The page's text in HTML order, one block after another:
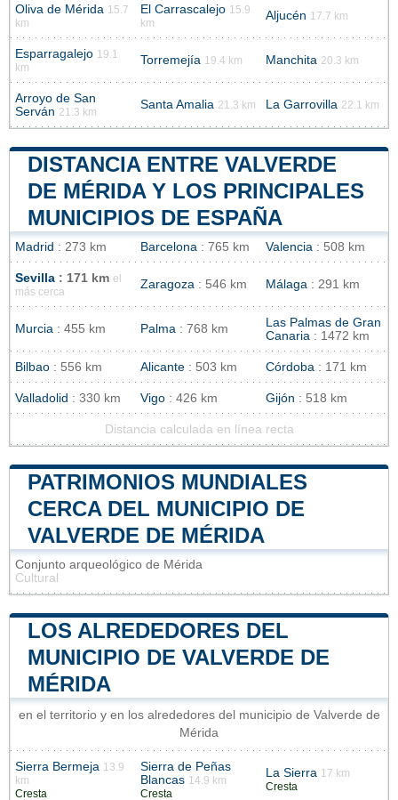
Oliva de Mérida 15.7
km
El Carrascalejo 15.9
km
Aljucén 17.7 km
Esparragalejo 19.1
km
Torremejía 19.4 km Manchita 20.3 km
Arroyo de San
Serván 21.3 km
Santa Amalia 21.3 km La Garrovilla 22.1 km
DISTANCIA ENTRE VALVERDE
DE MÉRIDA Y LOS PRINCIPALES
MUNICIPIOS DE ESPAÑA
Madrid : 273 km Barcelona : 765 km Valencia : 508 km
Sevilla : 171 km el
más cerca
Zaragoza : 546 km Málaga : 291 km
Murcia : 455 km Palma : 768 km
Las Palmas de Gran
Canaria : 1472 km
Bilbao : 556 km Alicante : 503 km Córdoba : 171 km
Valladolid : 330 km Vigo : 426 km Gijón : 518 km
Distancia calculada en línea recta
PATRIMONIOS MUNDIALES
CERCA DEL MUNICIPIO DE
VALVERDE DE MÉRIDA
Conjunto arqueológico de Mérida
Cultural
LOS ALREDEDORES DEL
MUNICIPIO DE VALVERDE DE
MÉRIDA
en el territorio y en los alrededores del municipio de Valverde de
Mérida
Sierra Bermeja 13.9
km
Cresta
Sierra de Peñas
Blancas 14.9 km
Cresta
La Sierra 17 km
Cresta